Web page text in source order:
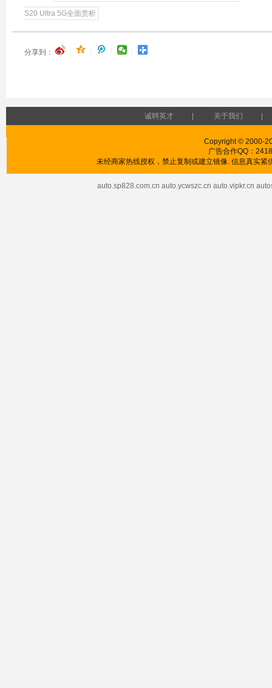
S20 Ultra 5G全面赏析
分享到：
诚聘英才 关于我们
Copyright © 2000-
广告合作QQ：
未经商家热线授权，禁止复制或建立镜像. 信息真实
auto.sp828.com.cn auto.ycwszc.cn auto.vipkr.cn